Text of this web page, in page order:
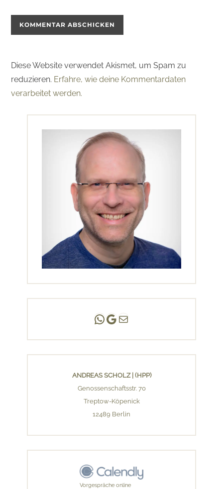
Diese Website verwendet Akismet, um Spam zu
reduzieren. Erfahre, wie deine Kommentardaten
verarbeitet werden.
Andreas Scholz | (HPP)
Praxis Adlershof
E-Mail an mich ...
ANDREAS SCHOLZ | (HPP)
Genossenschaftsstr. 70
Treptow-Köpenick
12489 Berlin
Vorgespräche online